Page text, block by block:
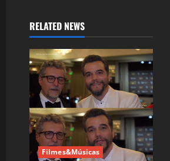
RELATED NEWS
Filmes&Músicas